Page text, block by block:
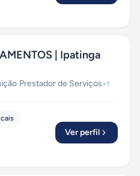
| Ipatinga
·Prestador de Serviços+1
Ver perfil